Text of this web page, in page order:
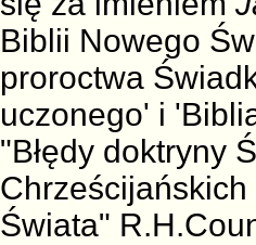
Biblii Nowego
proroctwa
uczonego' i
"Błędy doktryny
Chrześcijańskich
Świata"